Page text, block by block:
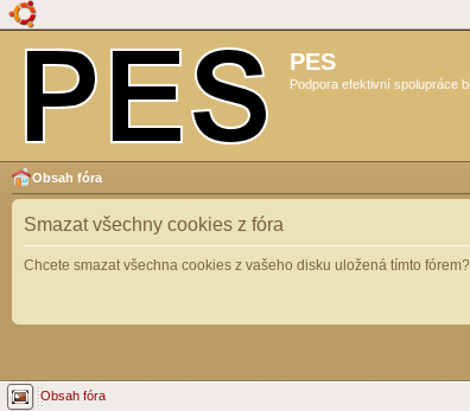
PES
Podpora efektivní spolupráce
Obsah fóra
Smazat všechny cookies z fóra
Chcete smazat všechna cookies z vašeho disku uložená tímto fórem?
Obsah fóra